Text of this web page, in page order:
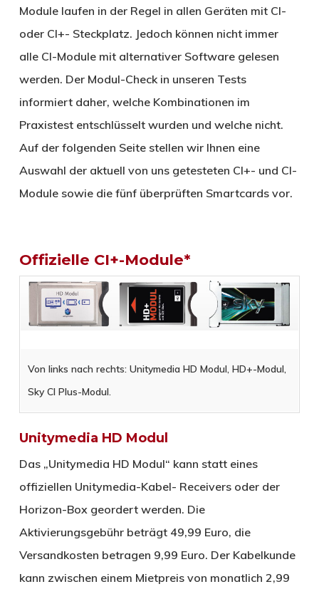
Module laufen in der Regel in allen Geräten mit CI-
oder CI+- Steckplatz. Jedoch können nicht immer
alle CI-Module mit alternativer Software gelesen
werden. Der Modul-Check in unseren Tests
informiert daher, welche Kombinationen im
Praxistest entschlüsselt wurden und welche nicht.
Auf der folgenden Seite stellen wir Ihnen eine
Auswahl der aktuell von uns getesteten CI+- und CI-
Module sowie die fünf überprüften Smartcards vor.
Offizielle CI+-Module*
Von links nach rechts: Unitymedia HD Modul, HD+-Modul,
Sky CI Plus-Modul.
Unitymedia HD Modul
Das „Unitymedia HD Modul“ kann statt eines
offiziellen Unitymedia-Kabel- Receivers oder der
Horizon-Box geordert werden. Die
Aktivierungsgebühr beträgt 49,99 Euro, die
Versandkosten betragen 9,99 Euro. Der Kabelkunde
kann zwischen einem Mietpreis von monatlich 2,99